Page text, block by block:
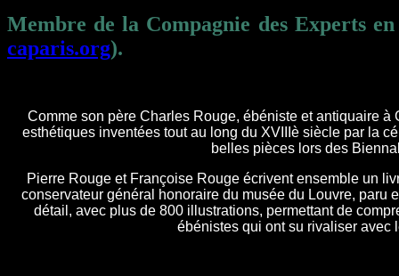
Membre de la Compagnie des Experts
caparis.org).
Comme son père Charles Rouge, ébéniste et antiquaire
esthétiques inventées tout au long du XVIIIè siècle par la
belles pièces lors des
Pierre Rouge et Françoise Rouge écrivent ensemble un
conservateur général honoraire du musée du Louvre,
détail, avec plus de 800 illustrations, permettant de
ébénistes qui ont su rivaliser avec